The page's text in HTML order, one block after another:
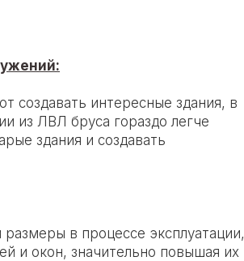
создавать интересные здания, в
из ЛВЛ бруса гораздо легче
здания и создавать
в процессе эксплуатации,
и окон, значительно повышая их